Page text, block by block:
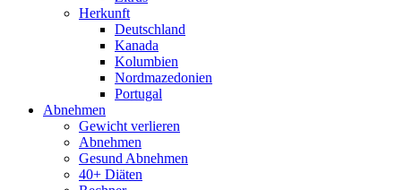
Herkunft
Deutschland
Kanada
Kolumbien
Nordmazedonien
Portugal
Abnehmen
Gewicht verlieren
Abnehmen
Gesund Abnehmen
40+ Diäten